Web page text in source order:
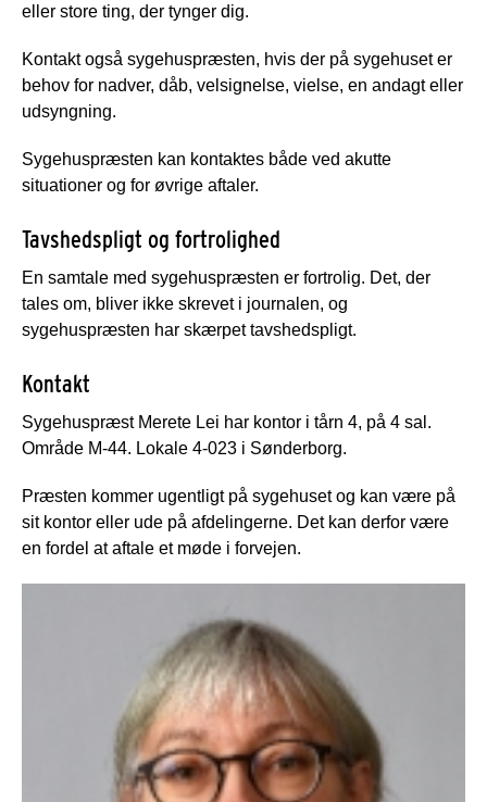
eller store ting, der tynger dig.
Kontakt også sygehuspræsten, hvis der på sygehuset er
behov for nadver, dåb, velsignelse, vielse, en andagt eller
udsyngning.
Sygehuspræsten kan kontaktes både ved akutte
situationer og for øvrige aftaler.
Tavshedspligt og fortrolighed
En samtale med sygehuspræsten er fortrolig. Det, der
tales om, bliver ikke skrevet i journalen, og
sygehuspræsten har skærpet tavshedspligt.
Kontakt
Sygehuspræst Merete Lei har kontor i tårn 4, på 4 sal.
Område M-44. Lokale 4-023 i Sønderborg.
Præsten kommer ugentligt på sygehuset og kan være på
sit kontor eller ude på afdelingerne. Det kan derfor være
en fordel at aftale et møde i forvejen.